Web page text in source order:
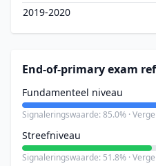
2019-2020
End-of-primary exam
Fundamenteel niveau
Signaleringswaarde: 85.0% ·
Streefniveau
Signaleringswaarde: 51.8% ·